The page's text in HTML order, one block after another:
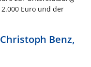
Euro und der
Benz,